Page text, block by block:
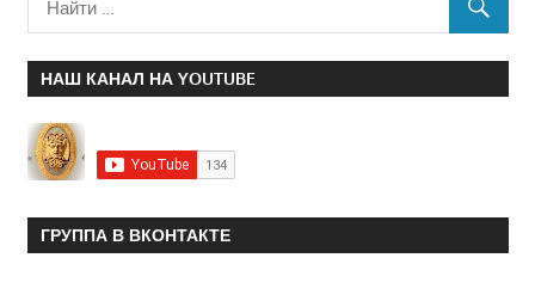
НАШ КАНАЛ НА YOUTUBE
ГРУППА В ВКОНТАКТЕ